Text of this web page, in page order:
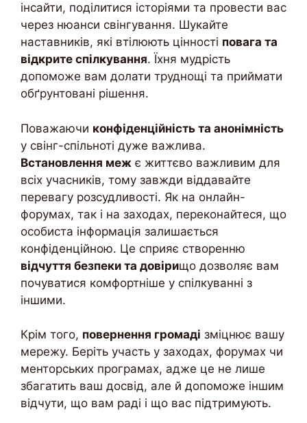
інсайти, поділитися історіями та провести вас
через нюанси свінгування. Шукайте
наставників, які втілюють цінності повага та
відкрите спілкування. Їхня мудрість
допоможе вам долати труднощі та приймати
обґрунтовані рішення.
Поважаючи конфіденційність та анонімність
у свінг-спільноті дуже важлива.
Встановлення меж є життєво важливим для
всіх учасників, тому завжди віддавайте
перевагу розсудливості. Як на онлайн-
форумах, так і на заходах, переконайтеся, що
особиста інформація залишається
конфіденційною. Це сприяє створенню
відчуття безпеки та довірищо дозволяє вам
почуватися комфортніше у спілкуванні з
іншими.
Крім того, повернення громаді зміцнює вашу
мережу. Беріть участь у заходах, форумах чи
менторських програмах, адже це не лише
збагатить ваш досвід, але й допоможе іншим
відчути, що вам раді і що вас підтримують.